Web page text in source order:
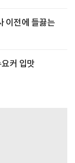
이전에 들끓는
커 입맛